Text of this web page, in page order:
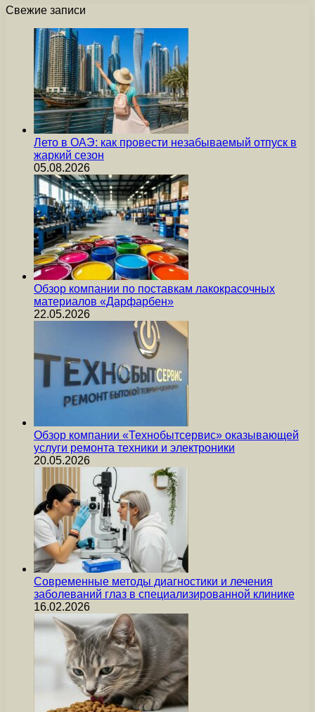
Свежие записи
Лето в ОАЭ: как провести незабываемый отпуск в
жаркий сезон
05.08.2026
Обзор компании по поставкам лакокрасочных
материалов «Дарфарбен»
22.05.2026
Обзор компании «Технобытсервис» оказывающей
услуги ремонта техники и электроники
20.05.2026
Современные методы диагностики и лечения
заболеваний глаз в специализированной клинике
16.02.2026